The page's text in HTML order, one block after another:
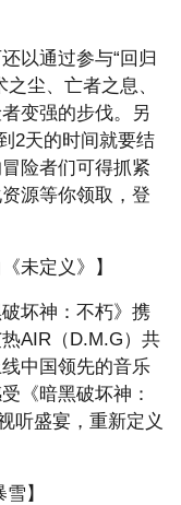
以通过参与“回归
尘、亡者之息、
变强的步伐。另
2天的时间就要结
险者们可得抓紧
源等你领取，登
未定义》】
坏神：不朽》携
AIR（D.M.G）共
中国领先的音乐
《暗黑破坏神：
听盛宴，重新定义
】